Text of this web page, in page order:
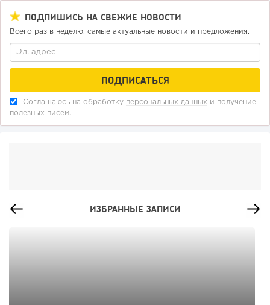
ПОДПИШИСЬ НА СВЕЖИЕ НОВОСТИ
Всего раз в неделю, самые актуальные новости и предложения.
Соглашаюсь на обработку персональных данных и получение
полезных писем.
ИЗБРАННЫЕ ЗАПИСИ